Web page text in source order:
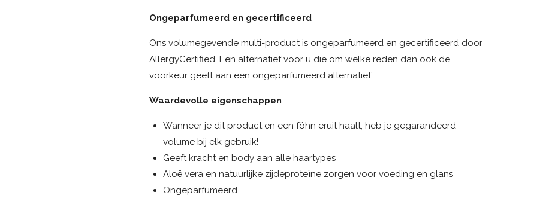
Ongeparfumeerd en gecertificeerd
Ons volumegevende multi-product is ongeparfumeerd en gecertificeerd door
AllergyCertified. Een alternatief voor u die om welke reden dan ook de
voorkeur geeft aan een ongeparfumeerd alternatief.
Waardevolle eigenschappen
Wanneer je dit product en een föhn eruit haalt, heb je gegarandeerd
volume bij elk gebruik!
Geeft kracht en body aan alle haartypes
Aloë vera en natuurlijke zijdeproteïne zorgen voor voeding en glans
Ongeparfumeerd